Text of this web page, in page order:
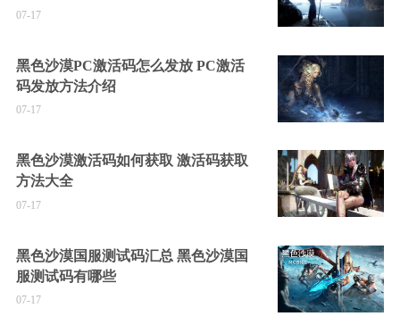
07-17
黑色沙漠PC激活码怎么发放 PC激活
码发放方法介绍
07-17
黑色沙漠激活码如何获取 激活码获取
方法大全
07-17
黑色沙漠国服测试码汇总 黑色沙漠国
服测试码有哪些
07-17